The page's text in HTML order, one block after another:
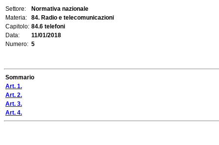
Settore:
Normativa nazionale
Materia:
84. Radio e telecomunicazioni
Capitolo: 84.6 telefoni
Data:
11/01/2018
Numero: 5
Sommario
Art. 1.
Art. 2.
Art. 3.
Art. 4.